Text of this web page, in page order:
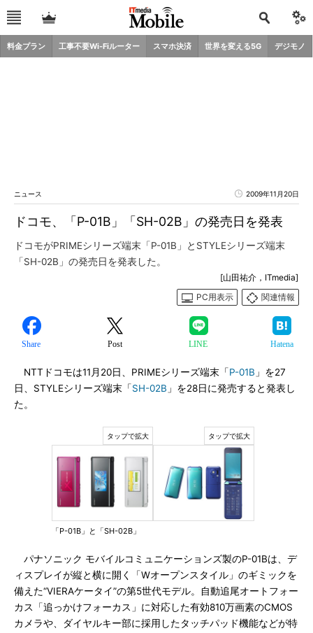
料金プラン 工事不要Wi-Fiルーター スマホ決済 世界を変える5G デジモノ
ニュース 2009年11月20日
ドコモ、「P-01B」「SH-02B」の発売日を発表
ドコモがPRIMEシリーズ端末「P-01B」とSTYLEシリーズ端末
「SH-02B」の発売日を発表した。
[山田祐介，ITmedia]
PC用表示
関連情報
Share Post LINE Hatena
NTTドコモは11月20日、PRIMEシリーズ端末「P-01B 」を27
日、STYLEシリーズ端末「SH-02B 」を28日に発売すると発表し
た。
「P-01B」と「SH-02B」
パナソニック モバイルコミュニケーションズ製のP-01Bは、デ
ィスプレイが縦と横に開く「Wオープンスタイル」のギミックを
備えた“VIERAケータイ”の第5世代モデル。自動追尾オートフォー
カス「追っかけフォーカス」に対応した有効810万画素のCMOS
カメラや、ダイヤルキー部に採用したタッチパッド機能などが特